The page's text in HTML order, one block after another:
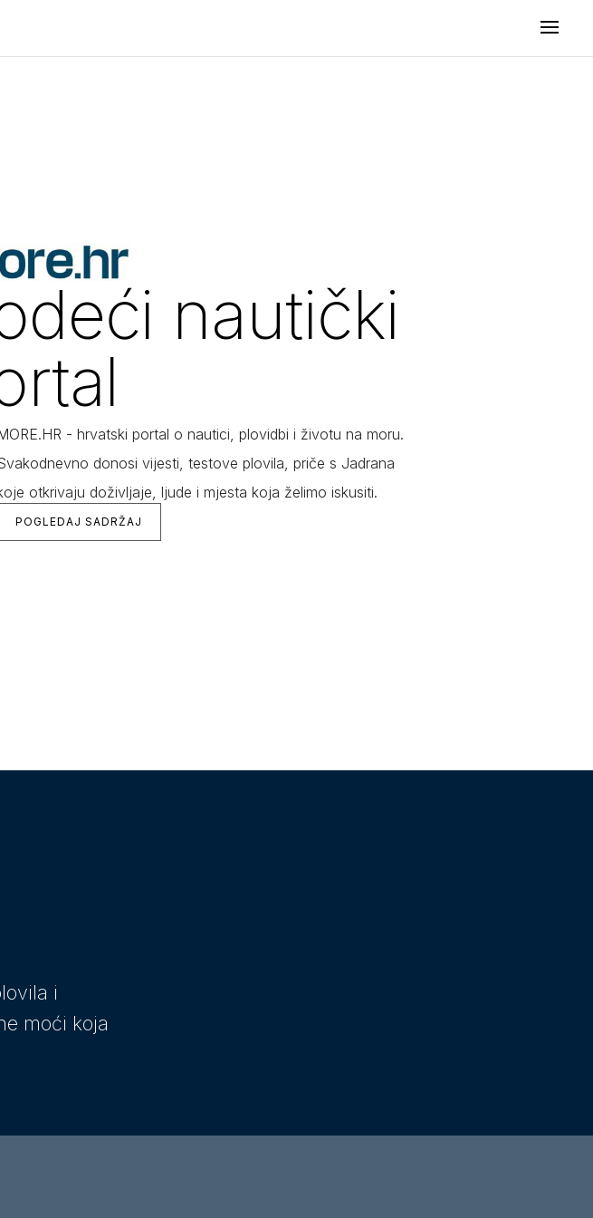
nautički
- hrvatski portal o nautici, plovidbi i životu na moru.
donosi vijesti, testove plovila, priče s Jadrana
otkrivaju doživljaje, ljude i mjesta koja želimo iskusiti.
POGLEDAJ SADRŽAJ
i
moći koja